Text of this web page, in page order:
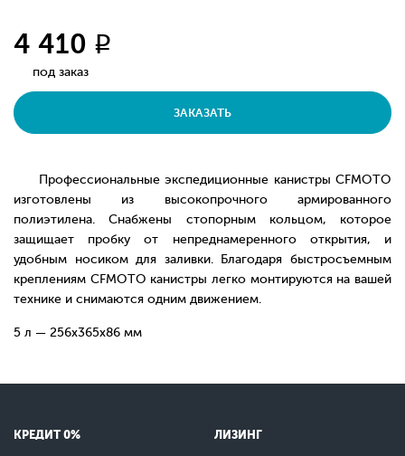
4 410 q
под заказ
ЗАКАЗАТЬ
Профессиональные экспедиционные канистры CFMOTO
изготовлены из высокопрочного армированного
полиэтилена. Снабжены стопорным кольцом, которое
защищает пробку от непреднамеренного открытия, и
удобным носиком для заливки. Благодаря быстросъемным
креплениям CFMOTO канистры легко монтируются на вашей
технике и снимаются одним движением.
5 л — 256x365x86 мм
КРЕДИТ 0% ЛИЗИНГ